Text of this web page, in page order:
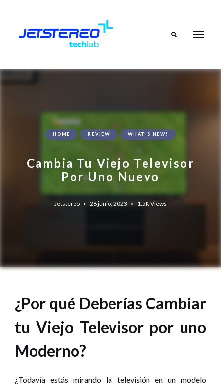
HOME REVIEW WHAT'S NEW!
Cambia Tu Viejo Televisor
Por Uno Nuevo
Jetstereo 28 junio, 2023 1.5K Views
¿Por qué Deberías Cambiar
tu Viejo Televisor por uno
Moderno?
¿Todavía estás mirando la televisión en un modelo